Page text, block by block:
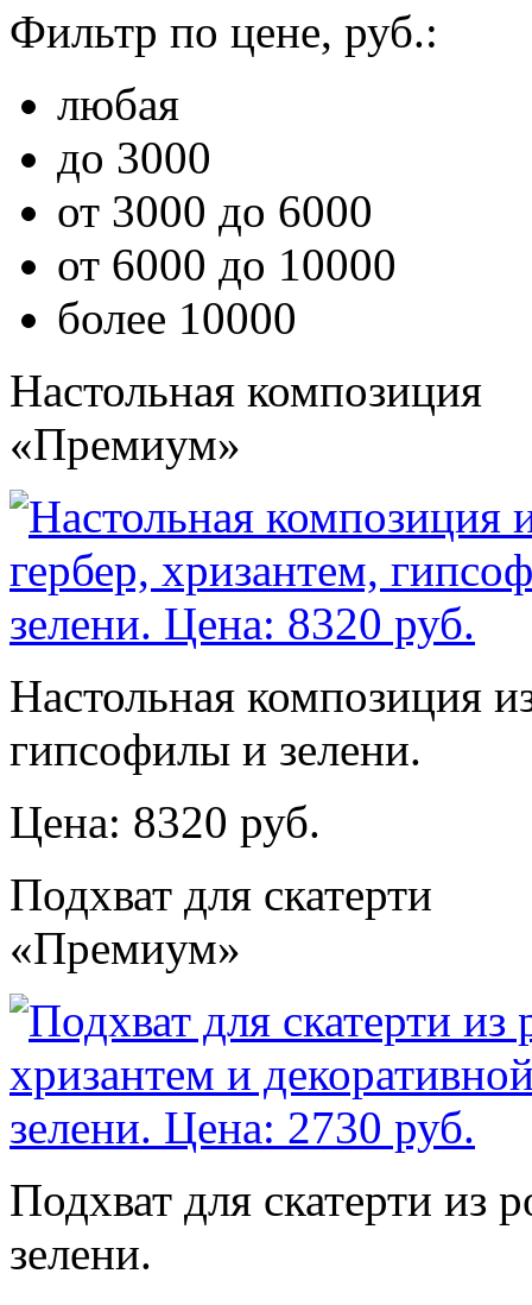
Фильтр по цене, руб.:
любая
до 3000
от 3000 до 6000
от 6000 до 10000
более 10000
Настольная композиция
«Премиум»
Настольная композиция
гипсофилы и зелени.
Цена: 8320 руб.
Подхват для скатерти
«Премиум»
Подхват для скатерти из
зелени.